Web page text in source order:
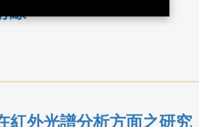
線
紅外光譜分析方面之研究